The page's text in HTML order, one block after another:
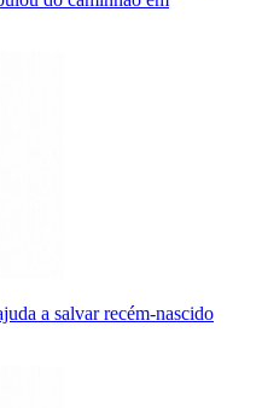
a salvar recém-nascido